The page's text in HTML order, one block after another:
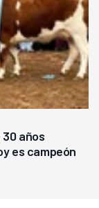
años
es campeón